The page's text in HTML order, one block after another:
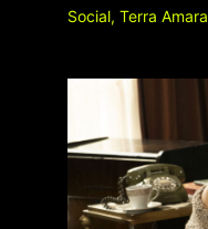
Social, Terra Amara